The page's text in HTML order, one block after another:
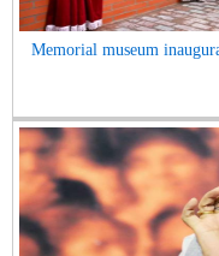
Memorial museum